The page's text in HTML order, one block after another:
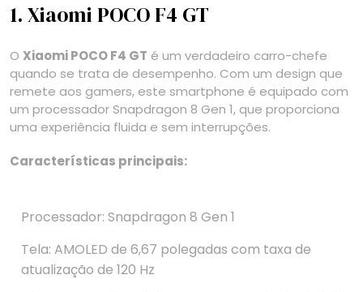
1. Xiaomi POCO F4 GT
O Xiaomi POCO F4 GT é um verdadeiro carro-chefe
quando se trata de desempenho. Com um design que
remete aos gamers, este smartphone é equipado com
um processador Snapdragon 8 Gen 1, que proporciona
uma experiência fluida e sem interrupções.
Características principais:
Processador: Snapdragon 8 Gen 1
Tela: AMOLED de 6,67 polegadas com taxa de
atualização de 120 Hz